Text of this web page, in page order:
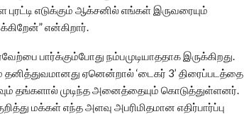
புரட்டி எடுக்கும் ஆக்சனில் எங்கள் இருவரையும்
என்கிறார்.
பார்க்கும்போது நம்பமுடியாததாக இருக்கிறது.
ஏனென்றால் ‘டைகர் 3’ திரைப்படத்தை
தங்களால் முடிந்த அனைத்தையும் கொடுத்துள்ளனர்.
மக்கள் எந்த அளவு அபரிமிதமான எதிர்பார்ப்பு